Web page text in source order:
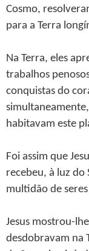
Cosmo,
para a Terra
Na Terra, eles
trabalhos
conquistas do
habitavam este
Foi assim que
recebeu, à luz do
multidão de
Jesus mostrou-
desdobravam na